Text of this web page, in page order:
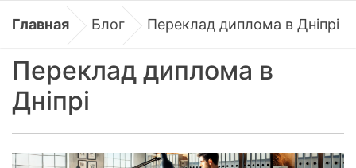
Главная Блог Переклад диплома в Дніпрі
Переклад диплома в
Дніпрі